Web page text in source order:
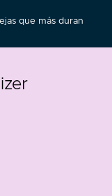
que más duran